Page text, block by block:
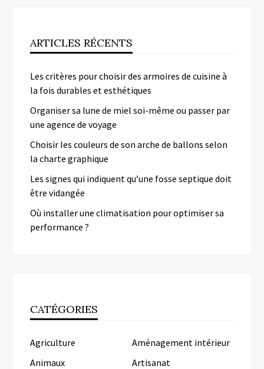
ARTICLES RÉCENTS
Les critères pour choisir des armoires de cuisine à
la fois durables et esthétiques
Organiser sa lune de miel soi-même ou passer par
une agence de voyage
Choisir les couleurs de son arche de ballons selon
la charte graphique
Les signes qui indiquent qu’une fosse septique doit
être vidangée
Où installer une climatisation pour optimiser sa
performance ?
CATÉGORIES
Agriculture
Aménagement intérieur
Animaux
Artisanat